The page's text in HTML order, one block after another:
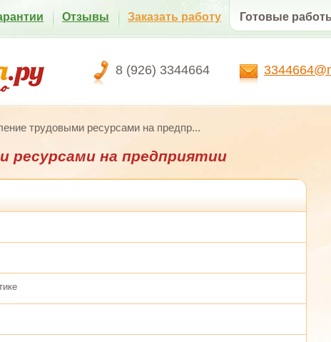
8 (926) 3344664
Отзывы Заказать работу Готовые
трудовыми ресурсами на предпр...
ресурсами на предприятии